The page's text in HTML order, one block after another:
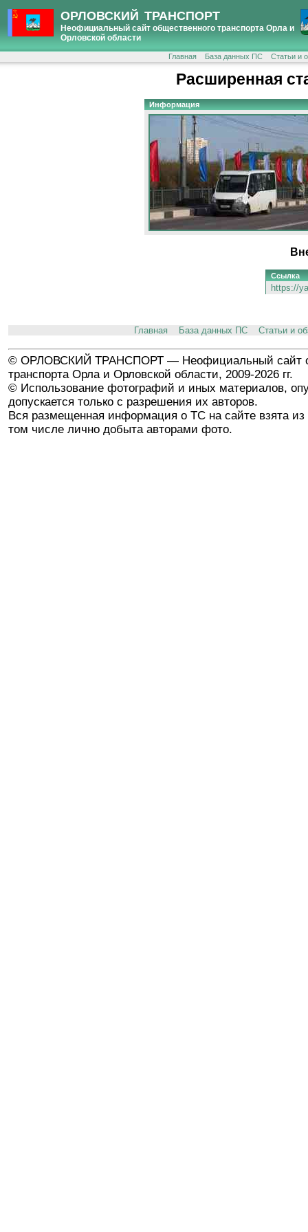
ОРЛОВСКИЙ ТРАНСПОРТ
Неофициальный сайт общественного транспорта Орла и
Орловской области
Главная База данных ПС Статьи и
Расширенная
Информация
Ссылка
https://
Главная База данных ПС Статьи и
© ОРЛОВСКИЙ ТРАНСПОРТ — Неофициальный сайт
транспорта Орла и Орловской области, 2009-2026 гг.
© Использование фотографий и иных материалов,
допускается только с разрешения их авторов.
Вся размещенная информация о ТС на сайте взята из
том числе лично добыта авторами фото.